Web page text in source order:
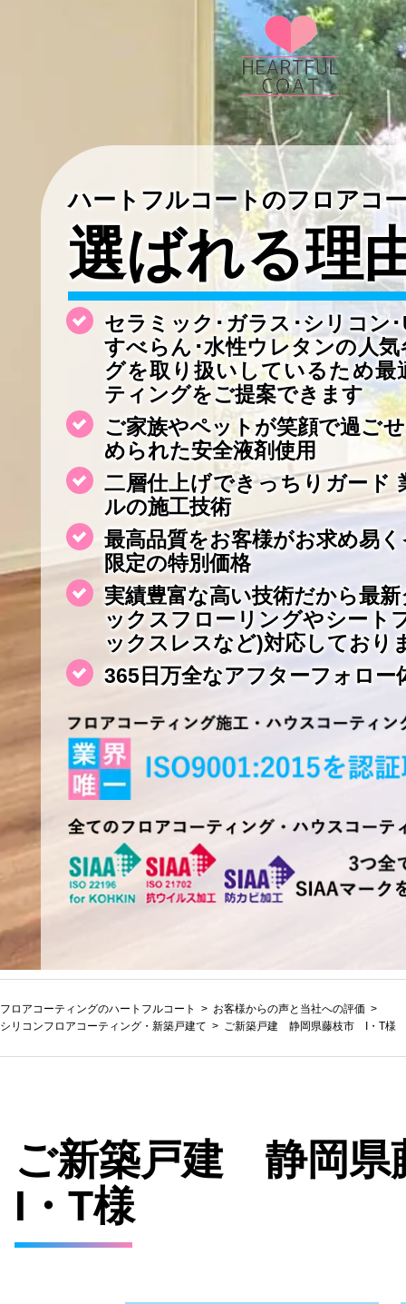
ハートフルコートのフロアコ
選ばれる理
セラミック･ガラス･シリコン
すべらん･水性ウレタンの人
グを取り扱いしているため最
ティングをご提案できます
ご家族やペットが笑顔で過ご
められた安全液剤使用
二層仕上げできっちりガード
ルの施工技術
最高品質をお客様がお求め易
限定の特別価格
実績豊富な高い技術だから最
ックスフローリングやシート
ックスレスなど)対応しており
365日万全なアフターフォロー
フロアコーティングのハートフルコート
お客様からの声と当社への評価
シリコンフロアコーティング ・ 新築戸建て ご新築戸建 静岡県藤枝市 I・T様
ご新築戸建 静岡
I・T様